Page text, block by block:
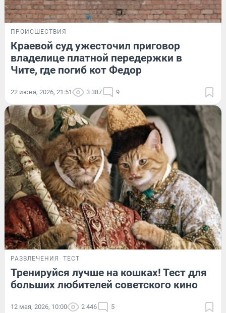
ПРОИСШЕСТВИЯ
Краевой суд ужесточил приговор
владелице платной передержки в
Чите, где погиб кот Федор
22 июня, 2026, 21:51 3 387 9
РАЗВЛЕЧЕНИЯ ТЕСТ
Тренируйся лучше на кошках! Тест для
больших любителей советского кино
12 мая, 2026, 10:00 2 446 5